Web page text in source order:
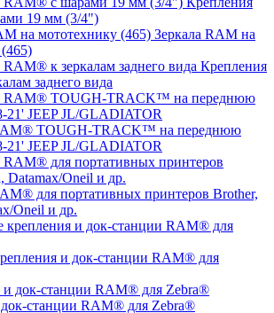
19 мм (3/4")
Зеркала RAM на
Крепления
заднего вида
TOUGH-TRACK™ на переднюю
21' JEEP JL/GLADIATOR
для портативных принтеров Brother,
Oneil и др.
и док-станции RAM® для
станции RAM® для Zebra®